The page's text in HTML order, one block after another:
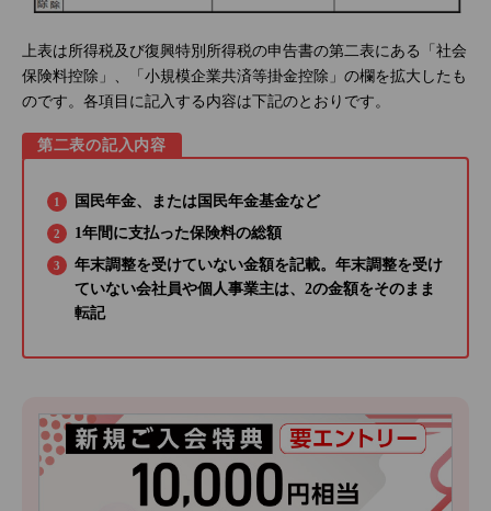
上表は所得税及び復興特別所得税の申告書の第二表にある「社会
保険料控除」、「小規模企業共済等掛金控除」の欄を拡大したも
のです。各項目に記入する内容は下記のとおりです。
第二表の記入内容
国民年金、または国民年金基金など
1年間に支払った保険料の総額
年末調整を受けていない金額を記載。年末調整を受け
ていない会社員や個人事業主は、2の金額をそのまま
転記